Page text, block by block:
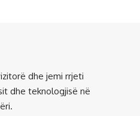
dhe jemi rrjeti
dhe teknologjisë në